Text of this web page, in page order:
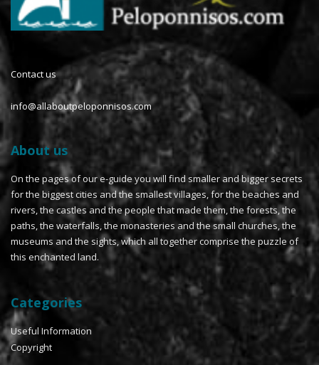
Contact us
info@allaboutpeloponnisos.com
About us
On the pages of our e-guide you will find smaller and bigger secrets
for the biggest cities and the smallest villages, for the beaches and
rivers, the castles and the people that made them, the forests, the
paths, the waterfalls, the monasteries and the small churches, the
museums and the sights, which all together comprise the puzzle of
this enchanted land.
Categories
Useful Information
Copyright